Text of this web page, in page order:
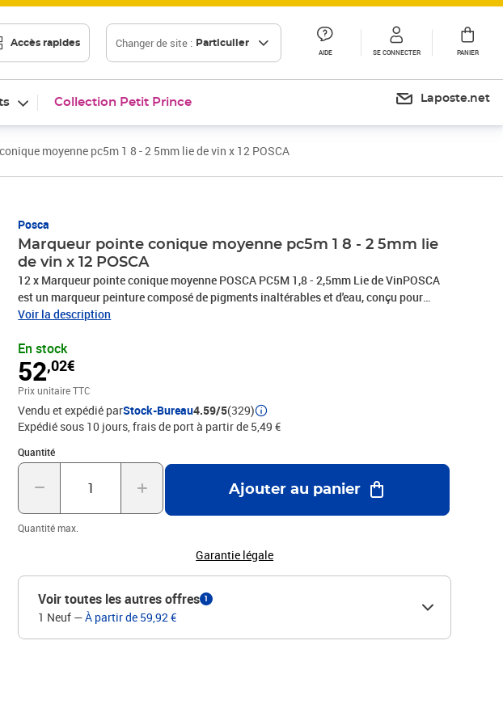
Accès rapides Changer de site : Particulier
AIDE SE CONNECTER PANIER
Collection Petit Prince Laposte.net
moyenne pc5m 1 8 - 2 5mm lie de vin x 12 POSCA
Posca
Marqueur pointe conique moyenne pc5m 1 8 - 2 5mm lie
de vin x 12 POSCA
12 x Marqueur pointe conique moyenne POSCA PC5M 1,8 - 2,5mm Lie de VinPOSCA
est un marqueur peinture composé de pigments inaltérables et d'eau, conçu pour
marquer, tracer, écrire, dessiner avec précision, colorer, décorer et peindreSa formule
elle est inodore, sèche rapidement et ne traverse pas le papierPOSCA est un marqueur
tout support, permanent sur presque toutes les surfaces, il est effaçable sur les
surfaces lisses telles que le verreLes couleurs POSCA sont resistantes, miscibles et
aquarellables avant séchage et superposables une fois sèchePlus de 40 couleurs
disponibles, PHOTOS NON CONTRACTUELLES
Voir la description
En stock
52,02€
Prix 52,02€
Prix unitaire TTC
Vendu et expédié parStock-Bureau4.59/5(329)
Expédié sous 10 jours, frais de port à partir de 5,49 €
Quantité
Quantité : 1
Quantité max.
Ajouter au panier
Garantie légale
Voir toutes les autres offres 1
1 Neuf —À partir de 59,92 €